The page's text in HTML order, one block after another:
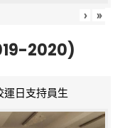
› »
2020)
運日支持員生